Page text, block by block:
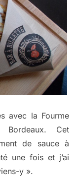
avec la Fourme
Cet
de sauce à
une fois et j’ai
y ».